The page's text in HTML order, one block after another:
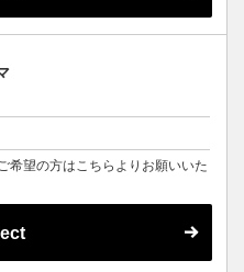
希望の方はこちらよりお願いいた